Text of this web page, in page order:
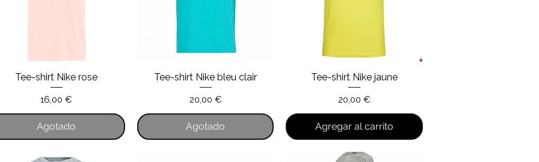
Vista rápida
Tee-shirt Nike rose
Precio
16,00 €
Agotado
Vista rápida
Tee-shirt Nike bleu clair
Precio
20,00 €
Agotado
Vista rápida
Tee-shirt Nike jaune
Precio
20,00 €
Agregar al carrito